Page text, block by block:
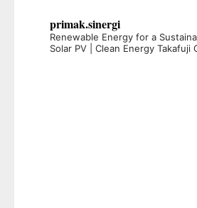
primak.sinergi
Renewable Energy for a
Solar PV | Clean Energy Takafuji